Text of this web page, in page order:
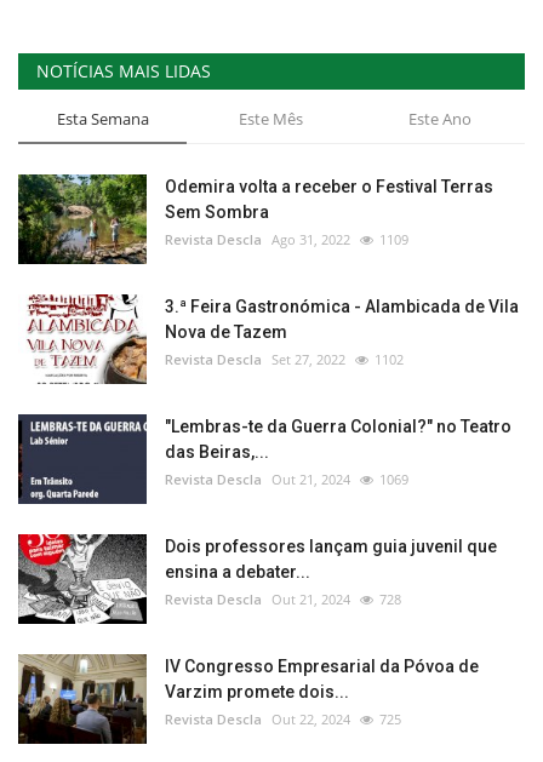
NOTÍCIAS MAIS LIDAS
Esta Semana Este Mês Este Ano
Odemira volta a receber o Festival Terras
Sem Sombra
Revista Descla Ago 31, 2022 1109
3.ª Feira Gastronómica - Alambicada de Vila
Nova de Tazem
Revista Descla Set 27, 2022 1102
"Lembras-te da Guerra Colonial?" no Teatro
das Beiras,...
Revista Descla Out 21, 2024 1069
Dois professores lançam guia juvenil que
ensina a debater...
Revista Descla Out 21, 2024 728
IV Congresso Empresarial da Póvoa de
Varzim promete dois...
Revista Descla Out 22, 2024 725